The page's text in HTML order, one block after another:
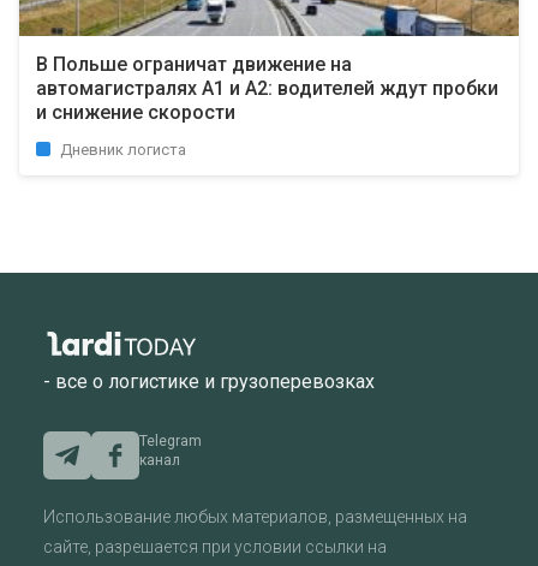
В Польше ограничат движение на
автомагистралях A1 и A2: водителей ждут пробки
и снижение скорости
Дневник логиста
- все о логистике и грузоперевозках
Telegram
канал
Использование любых материалов, размещенных на
сайте, разрешается при условии ссылки на